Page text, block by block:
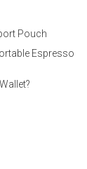
Pouch
Espresso